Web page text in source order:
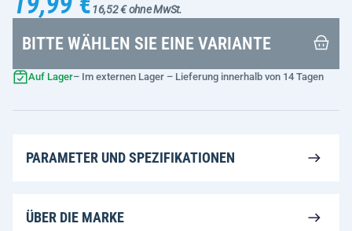
16,52 € ohne MwSt.
BITTE WÄHLEN SIE EINE VARIANTE
Auf Lager– Im externen Lager – Lieferung innerhalb von 14 Tagen
PARAMETER UND SPEZIFIKATIONEN
ÜBER DIE MARKE